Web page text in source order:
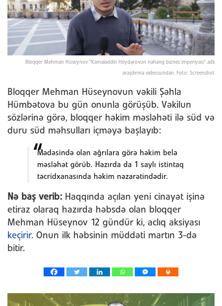
Bloqqer Mehman Hüseynov "Kəmaləddin Heydərovun nəhəng biznes imperiyası" adlı
araşdırma videosundan. Foto: Screenshot
Bloqqer Mehman Hüseynovun vəkili Şəhla
Hümbətova bu gün onunla görüşüb. Vəkilun
sözlərinə görə, bloqqer həkim məsləhəti ilə süd və
duru süd məhsulları içməyə başlayıb:
Mədəsində olan ağrılara görə həkim belə
məsləhət görüb. Hazırda da 1 saylı istintaq
təcridxanasında həkim nəzarətindədir.
Nə baş verib: Haqqında açılan yeni cinayət işinə
etiraz olaraq hazırda həbsdə olan bloqqer
Mehman Hüseynov 12 gündür ki, aclıq aksiyası
keçirir. Onun ilk həbsinin müddəti martın 3-də
bitir.